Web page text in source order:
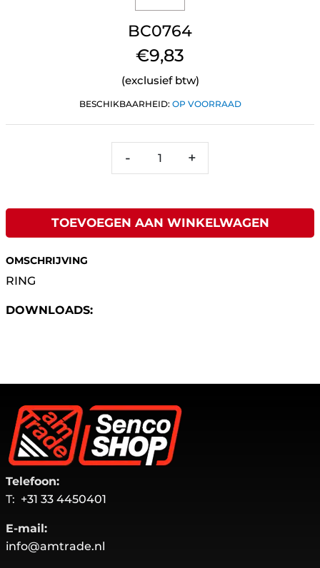
BC0764
€9,83
(exclusief btw)
BESCHIKBAARHEID: OP VOORRAAD
- +
TOEVOEGEN AAN WINKELWAGEN
OMSCHRIJVING
RING
DOWNLOADS:
Telefoon:
T: +31 33 4450401
E-mail:
info@amtrade.nl